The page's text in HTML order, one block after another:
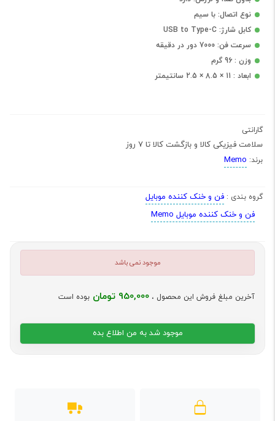
نوع اتصال: با سیم
کابل شارژ: USB to Type-C
سرعت فن: 7000 دور در دقیقه
وزن : 96 گرم
ابعاد : 11 × 8.5 × 2.5 سانتیمتر
گارانتی
سلامت فیزیکی کالا و بازگشت کالا تا 7 روز
برند: Memo
گروه بندی : فن و خنک کننده موبایل
فن و خنک کننده موبایل Memo
موجود نمی باشد
آخرین مبلغ فروش این محصول ، 950,000 تومان بوده است
موجود شد به من اطلاع بده